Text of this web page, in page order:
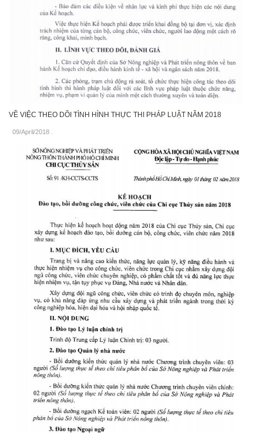
VỀ VIỆC THEO DÕI TÌNH HÌNH THỰC THI PHÁP LUẬT NĂM 2018
09/April/2018 .